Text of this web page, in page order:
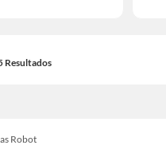
Resultados
Robot